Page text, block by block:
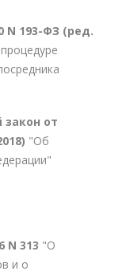
N 193-ФЗ (ред.
от
"Об
N 313 "О
и о